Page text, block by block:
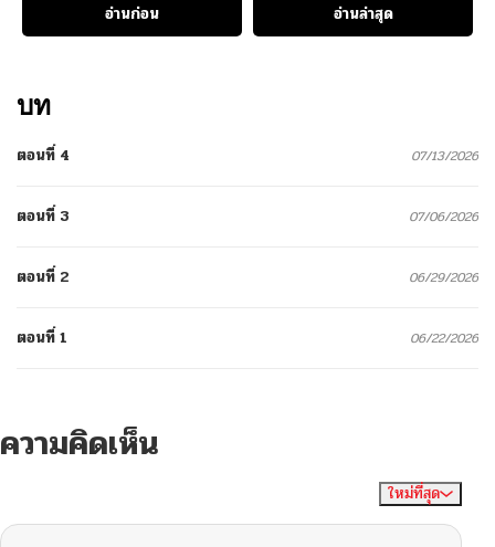
อ่านก่อน
อ่านล่าสุด
บท
ตอนที่ 4 07/13/2026
ตอนที่ 3 07/06/2026
ตอนที่ 2 06/29/2026
ตอนที่ 1 06/22/2026
ความคิดเห็น
ใหม่ที่สุด